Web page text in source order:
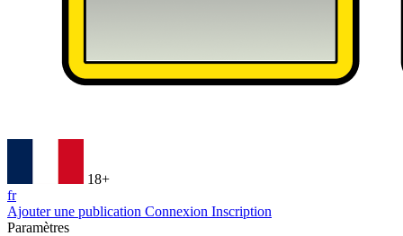
18+
fr
Ajouter une publication Connexion Inscription
Paramètres